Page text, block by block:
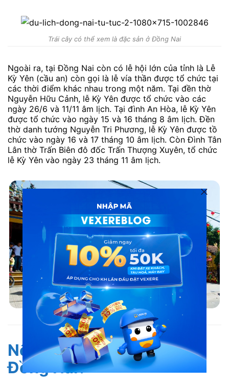
Trái cây có thể xem là đặc sản ở Đồng Nai
Ngoài ra, tại Đồng Nai còn có lễ hội lớn của tỉnh là Lễ
Kỳ Yên (cầu an) còn gọi là lễ vía thần được tổ chức tại
các thời điểm khác nhau trong một năm. Tại đền thờ
Nguyễn Hữu Cảnh, lễ Kỳ Yên được tổ chức vào các
ngày 26/6 và 11/11 âm lịch. Tại đình An Hòa, lễ Kỳ Yên
được tổ chức vào ngày 15 và 16 tháng 8 âm lịch. Đền
thờ danh tướng Nguyễn Tri Phương, lễ Kỳ Yên được tồ
chức vào ngày 16 và 17 tháng 10 âm lịch. Còn Đình Tân
Lân thờ Trấn Biên đô đốc Trấn Thượng Xuyên, tổ chức
lễ Kỳ Yên vào ngày 23 tháng 11 âm lịch.
Lễ Kỳ Yên tại các đền thờ ở Đồng Nai
Nên lưu ý điều gì khi đi
Đồng Nai?